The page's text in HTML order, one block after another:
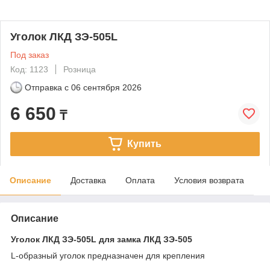
Уголок ЛКД ЗЭ-505L
Под заказ
Код: 1123
Розница
Отправка с 06 сентября 2026
6 650 ₸
Купить
Описание Доставка Оплата Условия возврата
Описание
Уголок ЛКД ЗЭ-505L для замка ЛКД ЗЭ-505
L-образный уголок предназначен для крепления